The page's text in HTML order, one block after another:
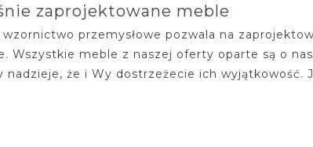
zaprojektowane meble
przemysłowe pozwala na
Wszystkie meble z naszej oferty oparte są o
nadzieje, że i Wy dostrzeżecie ich wyjątkowość.